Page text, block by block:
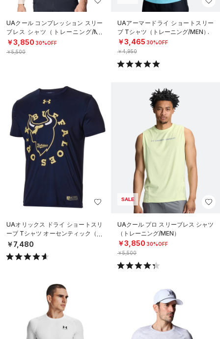
UAクール コンプレッション スリー
ブレス シャツ（トレーニング/ME
N）
￥3,850 30%OFF
￥5,500
UAアーマードライ ショートスリー
ブ Tシャツ（トレーニング/MEN）
￥3,465 30%OFF
￥4,950
UAオリックス ドライ ショートスリ
ーブ Tシャツ オーセンティック（ベ
ースボール/MEN）
￥7,480
SALE
UAクール プロ スリーブレス シャツ
（トレーニング/MEN）
￥3,850 30%OFF
￥5,500